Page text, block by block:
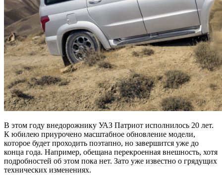
В этом году внедорожнику УАЗ Патриот исполнилось 20 лет.
К юбилею приурочено масштабное обновление модели,
которое будет проходить поэтапно, но завершится уже до
конца года. Например, обещана перекроенная внешность, хотя
подробностей об этом пока нет. Зато уже известно о грядущих
технических изменениях.